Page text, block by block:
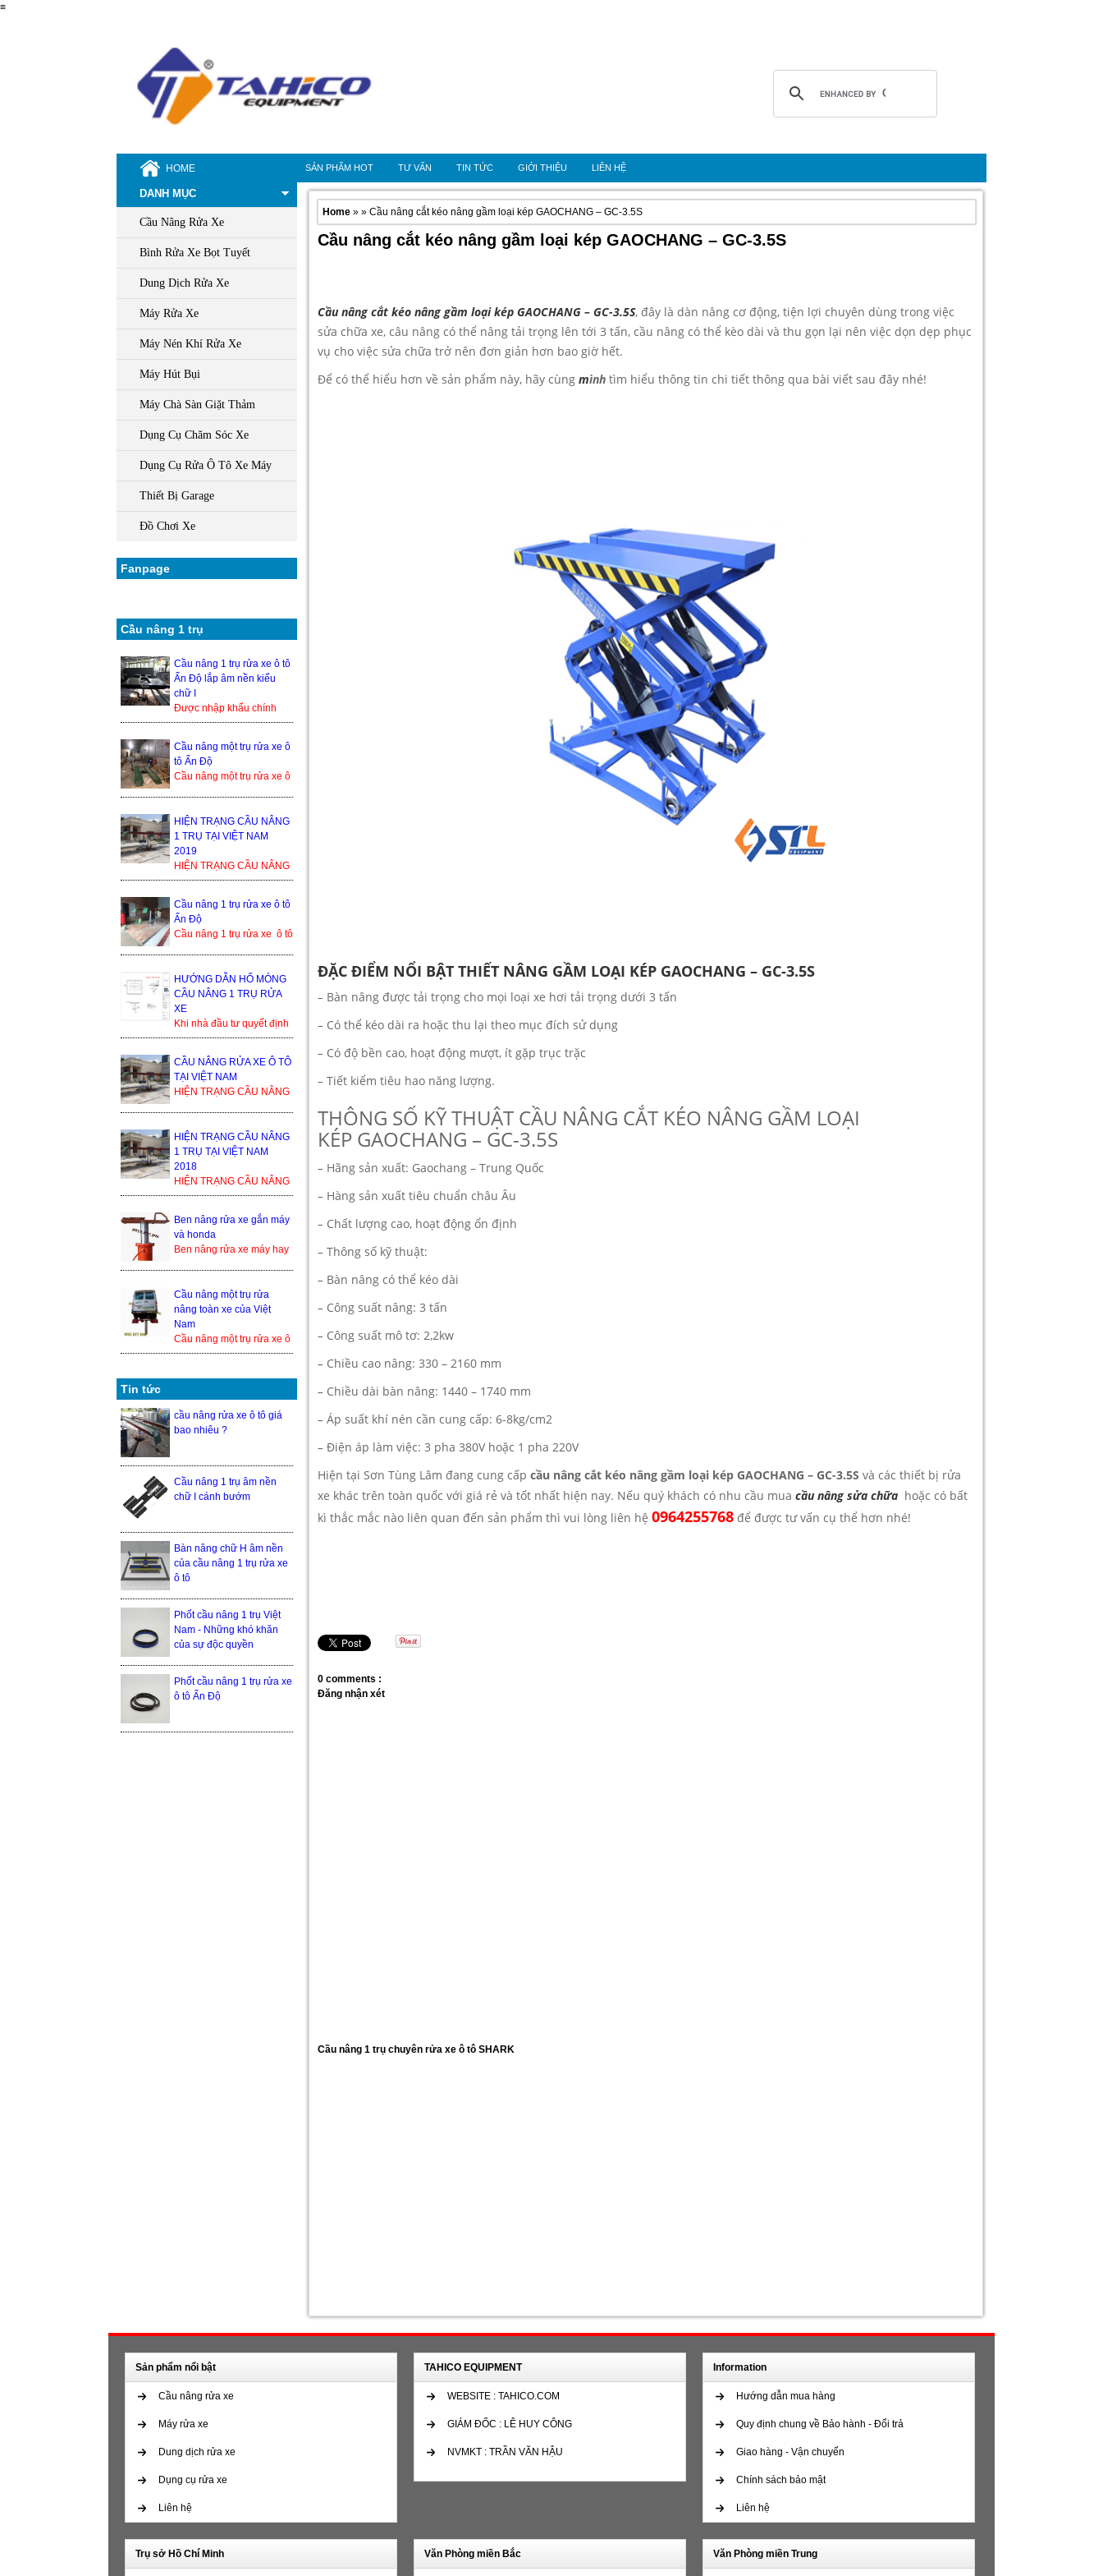
≡
HOME SẢN PHẨM HOT TƯ VẤN TIN TỨC GIỚI THIỆU LIÊN HỆ
DANH MỤC
Cầu Nâng Rửa Xe
Bình Rửa Xe Bọt Tuyết
Dung Dịch Rửa Xe
Máy Rửa Xe
Máy Nén Khí Rửa Xe
Máy Hút Bụi
Máy Chà Sàn Giặt Thảm
Dụng Cụ Chăm Sóc Xe
Dụng Cụ Rửa Ô Tô Xe Máy
Thiết Bị Garage
Đồ Chơi Xe
Fanpage
Cầu nâng 1 trụ
Cầu nâng 1 trụ rửa xe ô tô
Ấn Độ lắp âm nền kiểu
chữ I
Được nhập khẩu chính
hãng từ Ấn Độ, nên độ
nâng 1 trụ rửa xe ô ...
Cầu nâng một trụ rửa xe ô
tô Ấn Độ
Cầu nâng một trụ rửa xe ô
trong thị trường ...
HIỆN TRẠNG CẦU NÂNG
1 TRỤ TẠI VIỆT NAM
2019
HIỆN TRẠNG CẦU NÂNG
1 TRỤ TẠI VIỆT NAM
nâng xe ô tô, cầu nâng xe
1 trụ...
Cầu nâng 1 trụ rửa xe ô tô
Ấn Độ
Cầu nâng 1 trụ rửa xe ô tô
kiện sản xuất tạ...
HƯỚNG DẪN HỐ MÓNG
CẦU NÂNG 1 TRỤ RỬA
XE
Khi nhà đầu tư quyết định
lắp đặt cầu nâng 1 trụ, thì
bình thường họ sẽ nhận
được yêu cầu từ đơn ...
CẦU NÂNG RỬA XE Ô TÔ
TẠI VIỆT NAM
HIỆN TRẠNG CẦU NÂNG
nâng xe ô tô, cầu nâng xe
1 tr...
HIỆN TRẠNG CẦU NÂNG
1 TRỤ TẠI VIỆT NAM
2018
HIỆN TRẠNG CẦU NÂNG
1 TRỤ TẠI VIỆT NAM
2018 Trong thế giới cầu
nâng xe ô tô, cầu nâng xe
1 trụ ...
Ben nâng rửa xe gắn máy
và honda
Ben nâng rửa xe máy hay
thiết bị nâng hạ xe máy
đượ...
Cầu nâng một trụ rửa
nâng toàn xe của Việt
Nam
Cầu nâng một trụ rửa xe ô
tô nâng toàn xe của Việt
Tin tức
cầu nâng rửa xe ô tô giá
bao nhiêu ?
Cầu nâng 1 trụ âm nền
chữ I cánh bướm
Bàn nâng chữ H âm nền
của cầu nâng 1 trụ rửa xe
ô tô
Phốt cầu nâng 1 trụ Việt
Nam - Những khó khăn
của sự độc quyền
Phốt cầu nâng 1 trụ rửa xe
ô tô Ấn Độ
Home » » Cầu nâng cắt kéo nâng gầm loại kép GAOCHANG – GC-3.5S
Cầu nâng cắt kéo nâng gầm loại kép GAOCHANG – GC-3.5S
Cầu nâng cắt kéo nâng gầm loại kép GAOCHANG – GC-3.5S, đây là dàn nâng cơ động, tiện lợi chuyên dùng trong việc
sửa chữa xe, câu nâng có thể nâng tải trọng lên tới 3 tấn, cầu nâng có thể kèo dài và thu gọn lại nên việc dọn dẹp phục
vụ cho việc sửa chữa trở nên đơn giản hơn bao giờ hết.
Để có thể hiểu hơn về sản phẩm này, hãy cùng mình tìm hiểu thông tin chi tiết thông qua bài viết sau đây nhé!
ĐẶC ĐIỂM NỔI BẬT THIẾT NÂNG GẦM LOẠI KÉP GAOCHANG – GC-3.5S
– Bàn nâng được tải trọng cho mọi loại xe hơi tải trọng dưới 3 tấn
– Có thể kéo dài ra hoặc thu lại theo mục đích sử dụng
– Có độ bền cao, hoạt động mượt, ít gặp trục trặc
– Tiết kiểm tiêu hao năng lượng.
THÔNG SỐ KỸ THUẬT CẦU NÂNG CẮT KÉO NÂNG GẦM LOẠI
KÉP GAOCHANG – GC-3.5S
– Hãng sản xuất: Gaochang – Trung Quốc
– Hàng sản xuất tiêu chuẩn châu Âu
– Chất lượng cao, hoạt động ổn định
– Thông số kỹ thuật:
– Bàn nâng có thể kéo dài
– Công suất nâng: 3 tấn
– Công suất mô tơ: 2,2kw
– Chiều cao nâng: 330 – 2160 mm
– Chiều dài bàn nâng: 1440 – 1740 mm
– Áp suất khí nén cần cung cấp: 6-8kg/cm2
– Điện áp làm việc: 3 pha 380V hoặc 1 pha 220V
Hiện tại Sơn Tùng Lâm đang cung cấp cầu nâng cắt kéo nâng gầm loại kép GAOCHANG – GC-3.5S và các thiết bị rửa
xe khác trên toàn quốc với giá rẻ và tốt nhất hiện nay. Nếu quý khách có nhu cầu mua cầu nâng sửa chữa hoặc có bất
kì thắc mắc nào liên quan đến sản phẩm thì vui lòng liên hệ 0964255768 để được tư vấn cụ thể hơn nhé!
0 comments :
Đăng nhận xét
Cầu nâng 1 trụ chuyên rửa xe ô tô SHARK
Sản phẩm nổi bật
Cầu nâng rửa xe
Máy rửa xe
Dung dịch rửa xe
Dụng cụ rửa xe
Liên hệ
TAHICO EQUIPMENT
WEBSITE : TAHICO.COM
GIÁM ĐỐC : LÊ HUY CÔNG
NVMKT : TRẦN VĂN HẬU
Information
Hướng dẫn mua hàng
Quy định chung về Bảo hành - Đổi trả
Giao hàng - Vận chuyển
Chính sách bảo mật
Liên hệ
Trụ sở Hồ Chí Minh Văn Phòng miền Bắc Văn Phòng miền Trung